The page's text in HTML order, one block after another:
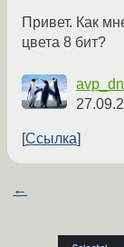
Привет. Как
цвета 8 бит?
Ссылка
←